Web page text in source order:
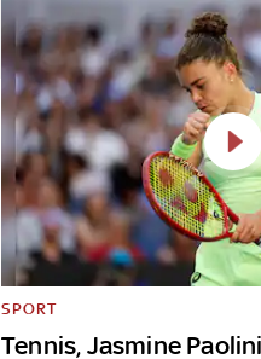
Tennis, Jasmine
SPORT